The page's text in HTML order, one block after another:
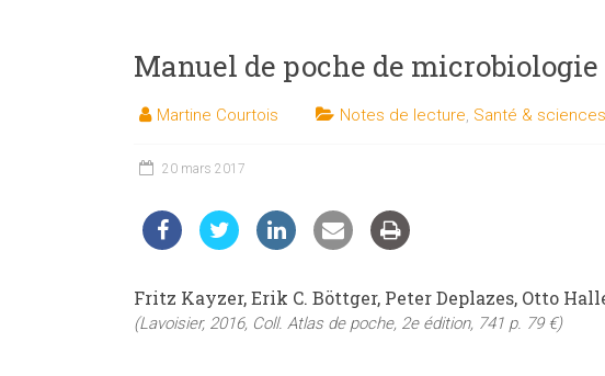
Manuel de poche de
Martine Courtois Notes de lecture, Santé &
20 mars 2017
Fritz Kayzer, Erik C. Böttger, Peter Deplazes, Otto
(Lavoisier, 2016, Coll. Atlas de poche, 2e édition, 741 p. 79 €)